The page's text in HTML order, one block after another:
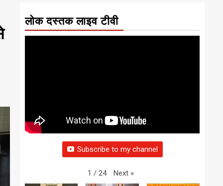
लोक दस्तक लाइव टीवी
Subscribe to my channel
1 / 24 Next »